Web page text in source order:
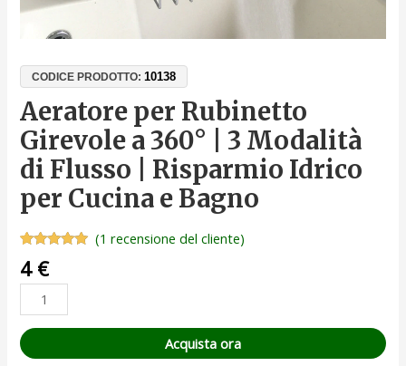
CODICE PRODOTTO:10138
Aeratore per Rubinetto
Girevole a 360° | 3 Modalità
di Flusso | Risparmio Idrico
per Cucina e Bagno
Valutato
5.00su 5
su base
1
recensioni
(1 recensione del cliente)
4 €
e
Bagno
Acquista ora